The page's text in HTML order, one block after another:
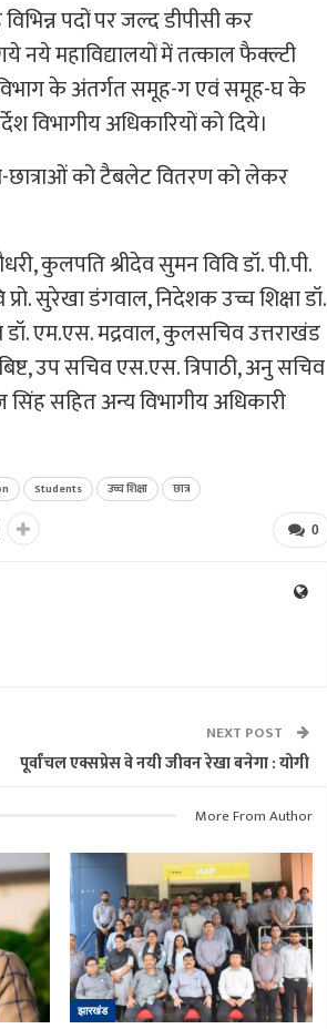
पदों पर जल्द डीपीसी कर
नये महाविद्यालयों में तत्काल फैक्ल्टी
के अंतर्गत समूह-ग एवं समूह-घ के
विभागीय अधिकारियों को दिये।
छात्राओं को टैबलेट वितरण को लेकर
कुलपति श्रीदेव सुमन विवि डॉ. पी.पी.
सुरेखा डंगवाल, निदेशक उच्च शिक्षा डॉ.
एम.एस. मद्रवाल, कुलसचिव उत्तराखंड
उप सचिव एस.एस. त्रिपाठी, अनु सचिव
सिंह सहित अन्य विभागीय अधिकारी
Students उच्च शिक्षा छात्र
0
NEXT POST
पूर्वांचल एक्सप्रेस वे नयी जीवन रेखा बनेगा : योगी
More From Author
झारखंड